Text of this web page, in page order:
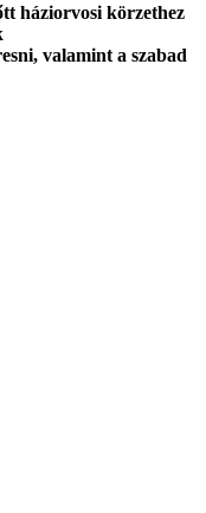
háziorvosi körzethez
valamint a szabad